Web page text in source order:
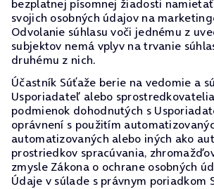
bezplatnej písomnej žiadosti
svojich osobných údajov na
Odvolanie súhlasu voči jednému z
subjektov nemá vplyv na trvanie
druhému z nich.
Účastník Súťaže berie na vedomie a
Usporiadateľ alebo
podmienok dohodnutých s
oprávnení s použitím
automatizovaných alebo iných ako
prostriedkov spracúvania,
zmysle Zákona o ochrane osobných
Údaje v súlade s právnym poriadkom